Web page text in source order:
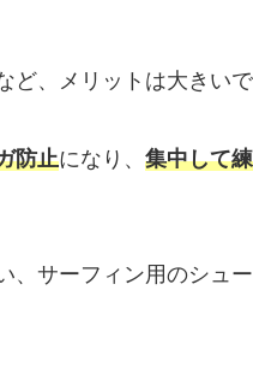
ど、メリットは大きい
防止になり、 集中して
、サーフィン用のシュ